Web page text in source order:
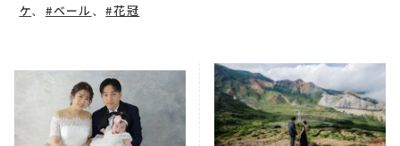
ケ、 #ベール、#花冠